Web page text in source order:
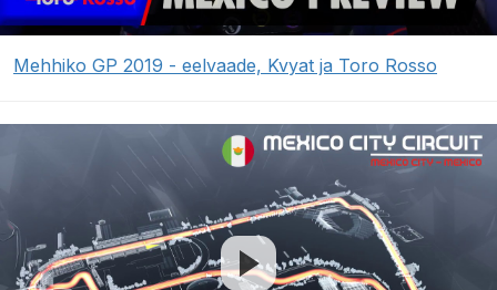
Mehhiko GP 2019 - eelvaade, Kvyat ja Toro Rosso